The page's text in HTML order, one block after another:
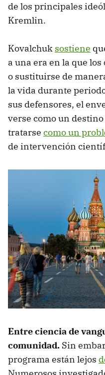
de los principales
Kremlin.
Kovalchuk sostiene
a una era en la que
o sustituirse de
la vida durante
sus defensores, el
verse como un
tratarse como un
de intervención
Entre ciencia de
comunidad. Sin
programa están lejos